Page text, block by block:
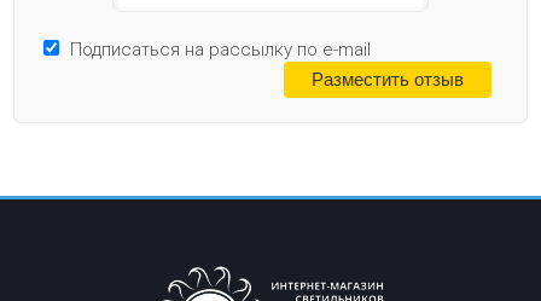
Подписаться на рассылку по e-mail